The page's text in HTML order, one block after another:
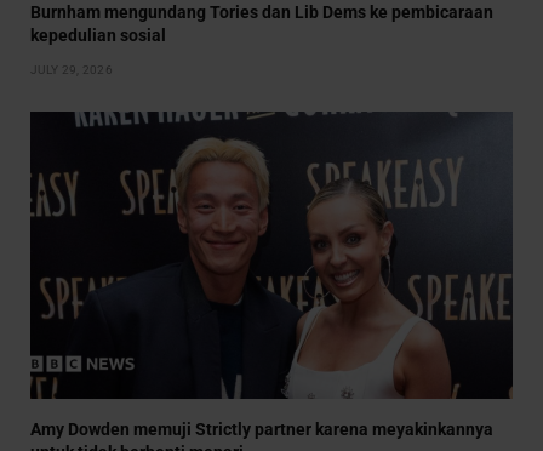
Burnham mengundang Tories dan Lib Dems ke pembicaraan
kepedulian sosial
JULY 29, 2026
Amy Dowden memuji Strictly partner karena meyakinkannya